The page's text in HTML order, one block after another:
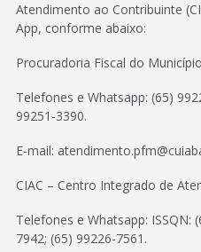
Atendimento ao Contribuinte
App, conforme abaixo:
Procuradoria Fiscal do
Telefones e Whatsapp: (65)
99251-3390.
E-mail:
CIAC – Centro Integrado de
Telefones e Whatsapp: ISSQN:
7942; (65) 99226-7561.